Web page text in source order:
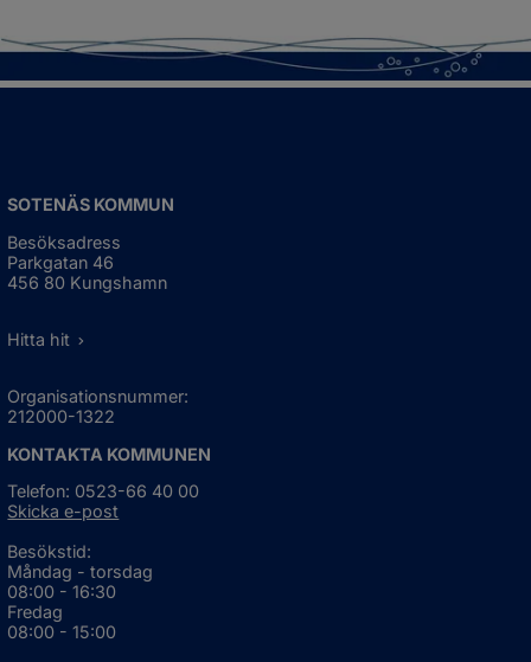
SOTENÄS KOMMUN
Besöksadress
Parkgatan 46
456 80 Kungshamn
Hitta hit
Organisationsnummer:
212000-1322
KONTAKTA KOMMUNEN
Telefon: 0523-66 40 00
Skicka e-post
Besökstid:
Måndag - torsdag
08:00 - 16:30
Fredag
08:00 - 15:00